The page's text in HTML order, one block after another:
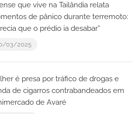
que vive na Tailândia relata
de pânico durante terremoto:
que o prédio ia desabar”
03/2025
é presa por tráfico de drogas e
de cigarros contrabandeados em
de Avaré